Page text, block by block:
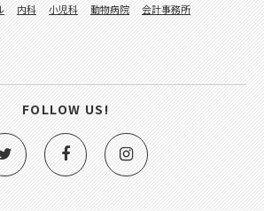
内科 小児科 動物病院
会計事務所
FOLLOW US!